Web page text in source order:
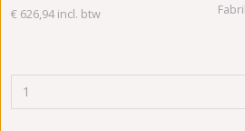
€ 626,94 incl. btw